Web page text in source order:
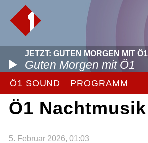
JETZT: GUTEN MORGEN MIT Ö1
Guten Morgen mit Ö1
Ö1 SOUND PROGRAMM
Ö1 Nachtmusik
5. Februar 2026, 01:03